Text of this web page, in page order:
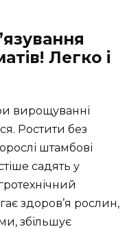
Легко і
вирощуванні
Ростити без
штамбові
садять у
здоров’я рослин,
збільшує